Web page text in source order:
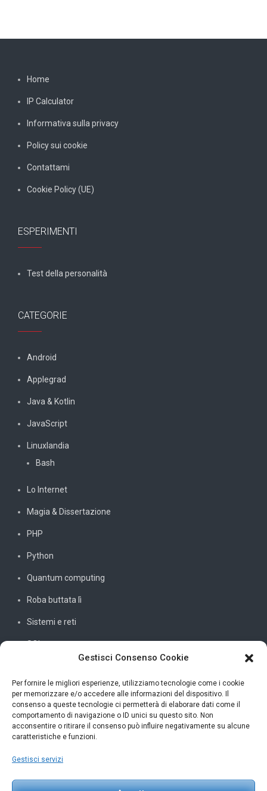
Gestisci Consenso Cookie
Per fornire le migliori esperienze, utilizziamo tecnologie come i cookie
per memorizzare e/o accedere alle informazioni del dispositivo. Il
consenso a queste tecnologie ci permetterà di elaborare dati come il
comportamento di navigazione o ID unici su questo sito. Non
acconsentire o ritirare il consenso può influire negativamente su alcune
caratteristiche e funzioni.
Gestisci servizi
Home
IP Calculator
Informativa sulla privacy
Policy sui cookie
Contattami
Cookie Policy (UE)
ESPERIMENTI
Test della personalità
CATEGORIE
Android
Applegrad
Java & Kotlin
JavaScript
Linuxlandia
Bash
Lo Internet
Magia & Dissertazione
PHP
Python
Quantum computing
Roba buttata lì
Sistemi e reti
SQL
C#
INFORMAZIONI UTILI
scrivi@petarkaran.it